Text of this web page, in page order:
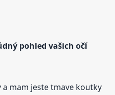
pohled vašich očí
a mam jeste tmave koutky